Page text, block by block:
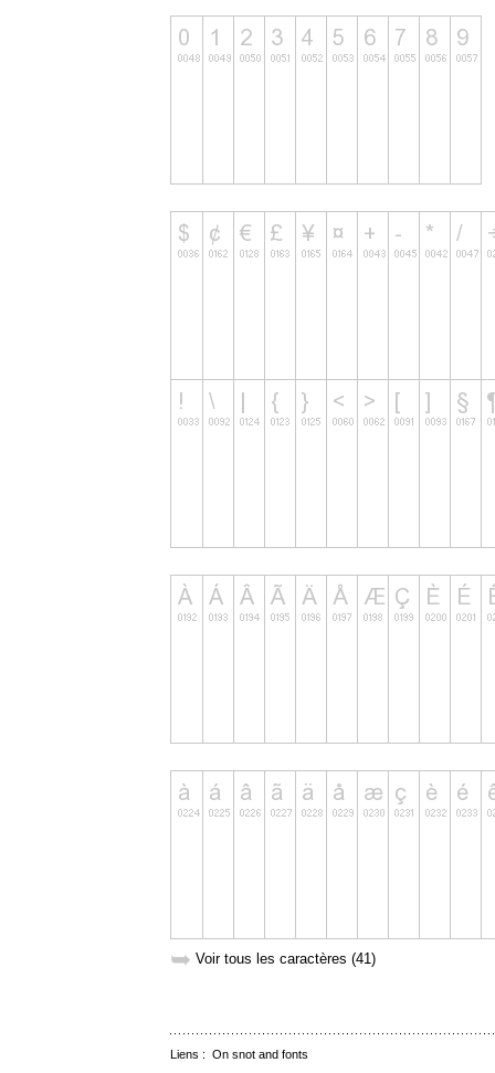
➥ Voir tous les caractères (41)
Liens : On snot and fonts